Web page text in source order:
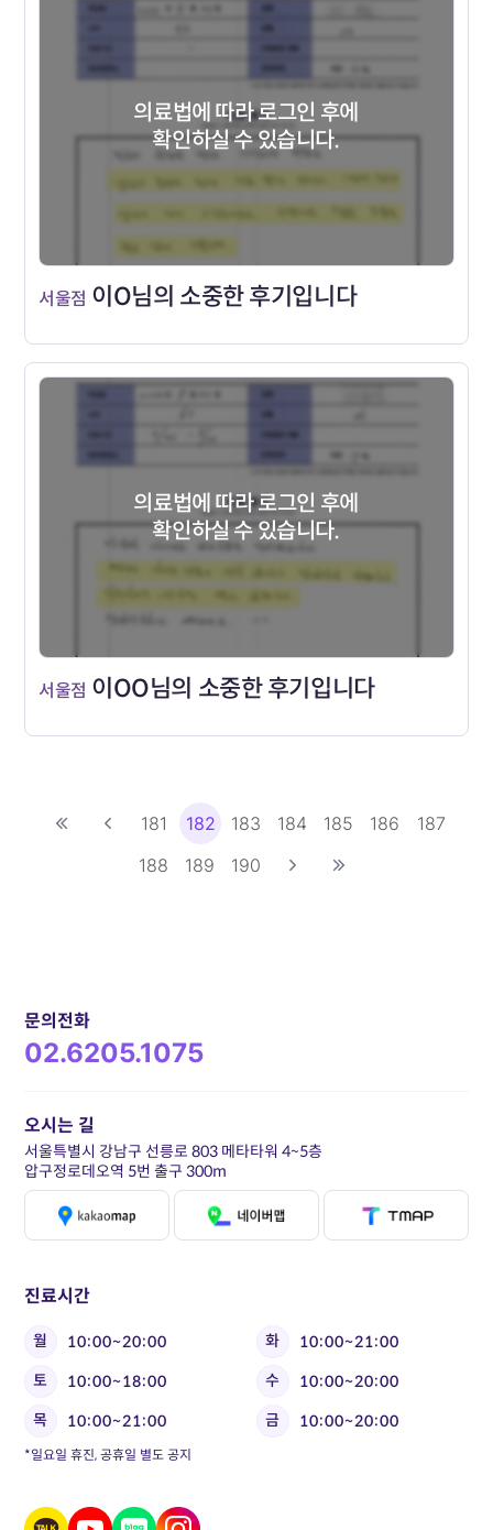
의료법에 따라 로그인 후에
확인하실 수 있습니다.
서울점 이O님의 소중한 후기입니다
의료법에 따라 로그인 후에
확인하실 수 있습니다.
서울점 이OO님의 소중한 후기입니다
181 182 183 184 185 186
187
188
189 190
문의전화
02.6205.1075
진료시간
월 10:00~20:00 화
10:00~21:00
토
10:00~18:00 수
10:00~20:00
목
10:00~21:00 금 10:00~20:00
*일요일 휴진, 공휴일 별도 공지
오시는 길
서울특별시 강남구 선릉로 803 메타타워 4~5층
압구정로데오역 5번 출구 300m